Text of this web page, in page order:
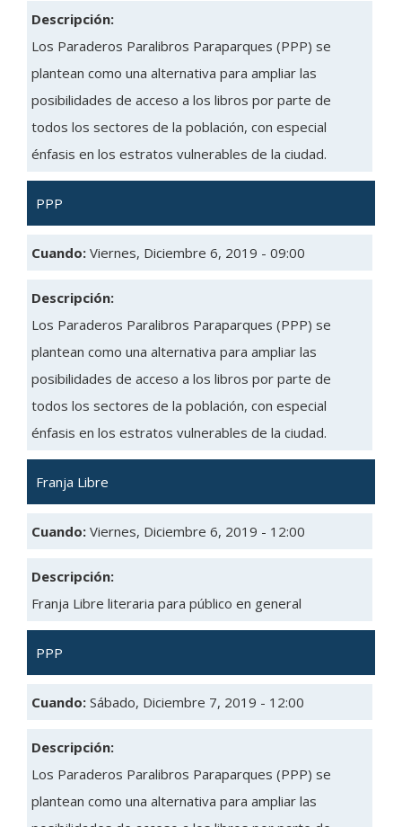
Descripción:
Los Paraderos Paralibros Paraparques (PPP) se
plantean como una alternativa para ampliar las
posibilidades de acceso a los libros por parte de
todos los sectores de la población, con especial
énfasis en los estratos vulnerables de la ciudad.
PPP
Cuando: Viernes, Diciembre 6, 2019 - 09:00
Descripción:
Los Paraderos Paralibros Paraparques (PPP) se
plantean como una alternativa para ampliar las
posibilidades de acceso a los libros por parte de
todos los sectores de la población, con especial
énfasis en los estratos vulnerables de la ciudad.
Franja Libre
Cuando: Viernes, Diciembre 6, 2019 - 12:00
Descripción:
Franja Libre literaria para público en general
PPP
Cuando: Sábado, Diciembre 7, 2019 - 12:00
Descripción:
Los Paraderos Paralibros Paraparques (PPP) se
plantean como una alternativa para ampliar las